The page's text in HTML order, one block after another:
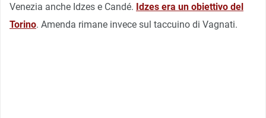
Venezia anche Idzes e Candé. Idzes era un obiettivo del
Torino. Amenda rimane invece sul taccuino di Vagnati.